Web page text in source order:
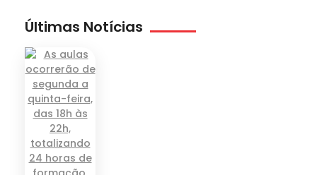
Últimas Notícias